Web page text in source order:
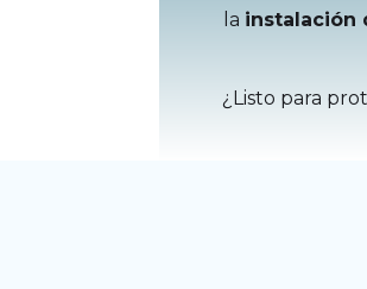
la instalación
¿Listo para